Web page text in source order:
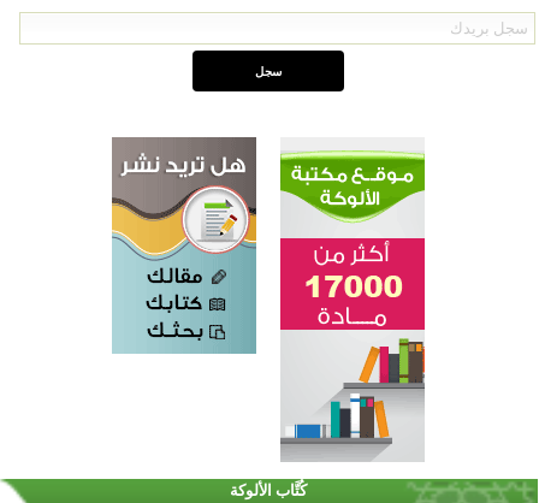
كُتَّاب الألوكة